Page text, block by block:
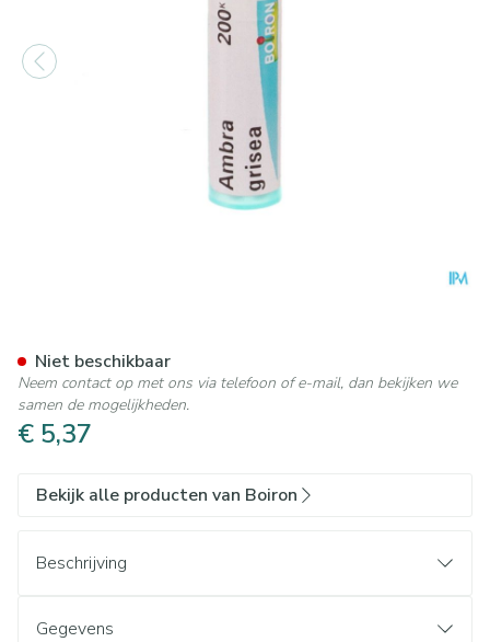
€ 5,37
Niet beschikbaar
Neem contact op met ons via telefoon of e-mail, dan bekijken we
samen de mogelijkheden.
Bekijk alle producten van Boiron
Beschrijving
Gegevens